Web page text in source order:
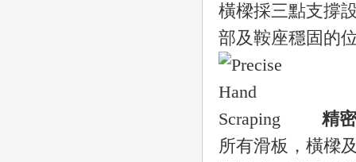
橫樑採三點支撐
部及鞍座穩固的
精
所有滑板，橫樑